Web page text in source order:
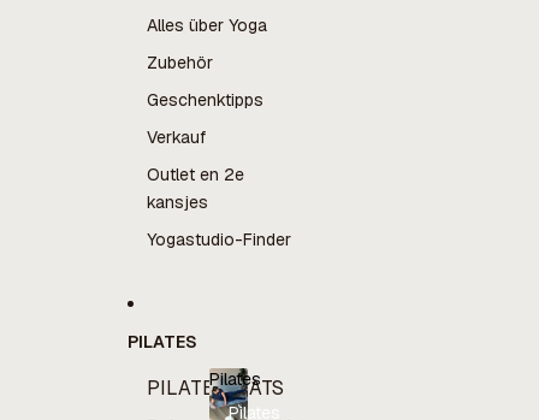
Alles über Yoga
Zubehör
Geschenktipps
Verkauf
Outlet en 2e
kansjes
Yogastudio-Finder
PILATES
PILATES MATS
Pilates
Pilates